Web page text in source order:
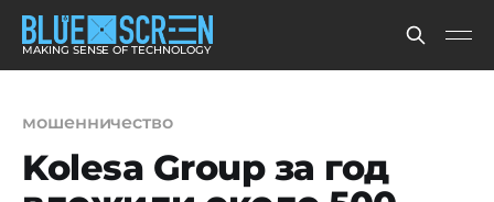
MAKING SENSE OF TECHNOLOGY
мошенничество
Kolesa Group за год